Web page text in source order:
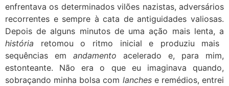
enfrentava os determinados vilões nazistas, adversários
recorrentes e sempre à cata de antiguidades valiosas.
Depois de alguns minutos de uma ação mais lenta, a
história retomou o ritmo inicial e produziu mais
sequências em andamento acelerado e, para mim,
estonteante. Não era o que eu imaginava quando,
sobraçando minha bolsa com lanchese remédios, entrei